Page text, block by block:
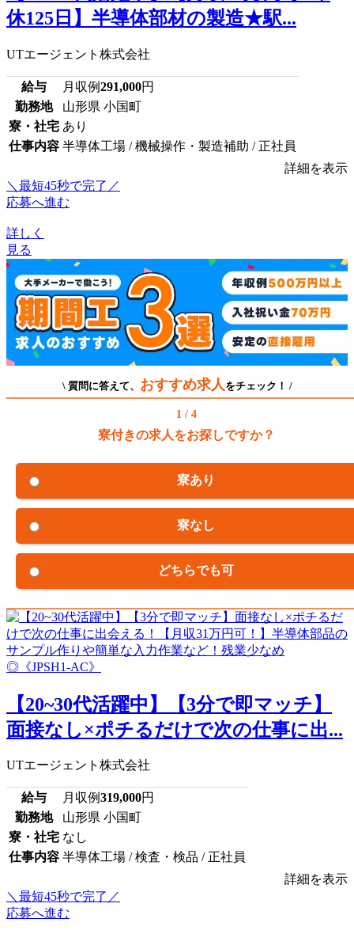
休125日】半導体部材の製造★駅...
UTエージェント株式会社
給与 月収例291,000円
勤務地
山形県 小国町
寮・社宅 あり
仕事内容 半導体工場 / 機械操作・製造補助 / 正社員
詳細を表示
＼最短45秒で完了／
応募へ進む
詳しく
見る
\ 質問に答えて、 おすすめ求人 をチェック！ /
1 / 4
寮付きの求人をお探しですか？
寮あり
寮なし
どちらでも可
【20~30代活躍中】【3分で即マッチ】
面接なし×ポチるだけで次の仕事に出...
UTエージェント株式会社
給与 月収例319,000円
勤務地
山形県 小国町
寮・社宅 なし
仕事内容 半導体工場 / 検査・検品 / 正社員
詳細を表示
＼最短45秒で完了／
応募へ進む